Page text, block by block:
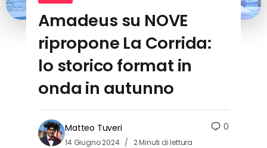
Amadeus su NOVE
ripropone La Corrida:
lo storico format in
onda in autunno
Matteo Tuveri
14 Giugno 2024 2 Minuti di lettura
0